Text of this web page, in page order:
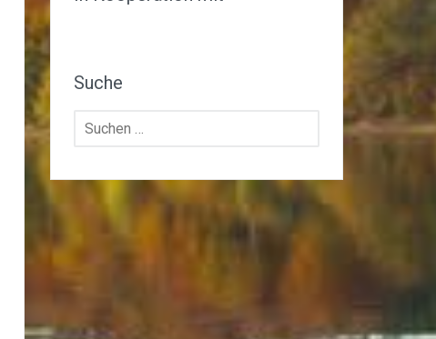
Suche
Suchen